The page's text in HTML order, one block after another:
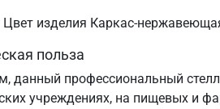
изделия Каркас-
польза
данный профессиональный
учреждениях, на пищевых и